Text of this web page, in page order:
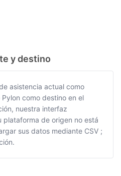
y destino
asistencia actual como
como destino en el
nuestra interfaz
plataforma de origen no está
sus datos mediante CSV ;